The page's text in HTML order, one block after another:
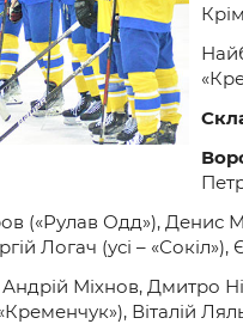
(«Рулав Одд»), Денис
Логач (усі –
Міхнов, Дмитро
Віталій